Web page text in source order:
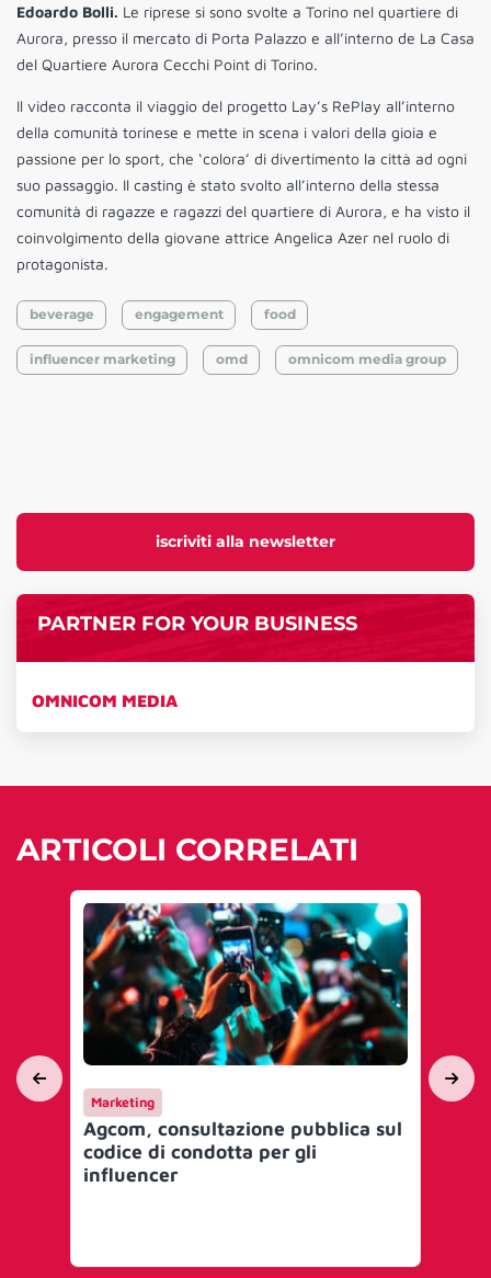
iscriviti alla newsletter
PARTNER FOR YOUR BUSINESS
OMNICOM MEDIA
Edoardo Bolli. Le riprese si sono svolte a Torino nel quartiere di
Aurora, presso il mercato di Porta Palazzo e all’interno de La Casa
del Quartiere Aurora Cecchi Point di Torino.
Il video racconta il viaggio del progetto Lay’s RePlay all’interno
della comunità torinese e mette in scena i valori della gioia e
passione per lo sport, che ‘colora’ di divertimento la città ad ogni
suo passaggio. Il casting è stato svolto all’interno della stessa
comunità di ragazze e ragazzi del quartiere di Aurora, e ha visto il
coinvolgimento della giovane attrice Angelica Azer nel ruolo di
protagonista.
beverage engagement food
influencer marketing omd omnicom media group
ARTICOLI CORRELATI
Marketing
Agcom, consultazione pubblica sul
codice di condotta per gli
influencer